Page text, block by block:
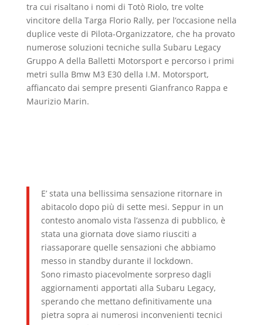
tra cui risaltano i nomi di Totò Riolo, tre volte
vincitore della Targa Florio Rally, per l’occasione nella
duplice veste di Pilota-Organizzatore, che ha provato
numerose soluzioni tecniche sulla Subaru Legacy
Gruppo A della Balletti Motorsport e percorso i primi
metri sulla Bmw M3 E30 della I.M. Motorsport,
affiancato dai sempre presenti Gianfranco Rappa e
Maurizio Marin.
E’ stata una bellissima sensazione ritornare in
abitacolo dopo più di sette mesi. Seppur in un
contesto anomalo vista l’assenza di pubblico, è
stata una giornata dove siamo riusciti a
riassaporare quelle sensazioni che abbiamo
messo in standby durante il lockdown.
Sono rimasto piacevolmente sorpreso dagli
aggiornamenti apportati alla Subaru Legacy,
sperando che mettano definitivamente una
pietra sopra ai numerosi inconvenienti tecnici